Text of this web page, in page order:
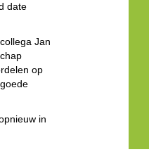
date
Jan
op
in